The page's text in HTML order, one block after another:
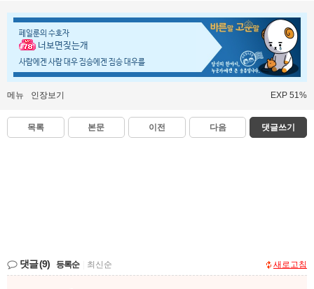
페일룬의 수호자
너보면짖는개
사람에겐 사람 대우 짐승에겐 짐승 대우를
메뉴 인장보기 EXP 51%
목록 본문 이전 다음 댓글쓰기
댓글(9) 등록순 최신순 새로고침